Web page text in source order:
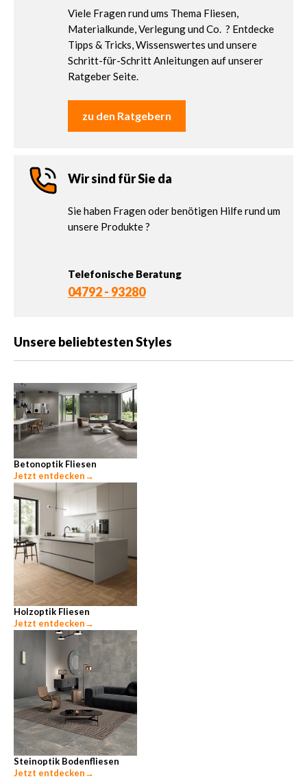
Viele Fragen rund ums Thema Fliesen,
Materialkunde, Verlegung und Co. ? Entdecke
Tipps & Tricks, Wissenswertes und unsere
Schritt-für-Schritt Anleitungen auf unserer
Ratgeber Seite.
zu den Ratgebern
Wir sind für Sie da
Sie haben Fragen oder benötigen Hilfe rund um
unsere Produkte ?
Telefonische Beratung
04792 - 93280
Unsere beliebtesten Styles
Betonoptik Fliesen
Jetzt entdecken→
Holzoptik Fliesen
Jetzt entdecken→
Steinoptik Bodenfliesen
Jetzt entdecken→